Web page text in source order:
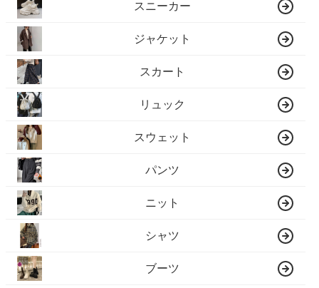
スニーカー
ジャケット
スカート
リュック
スウェット
パンツ
ニット
シャツ
ブーツ